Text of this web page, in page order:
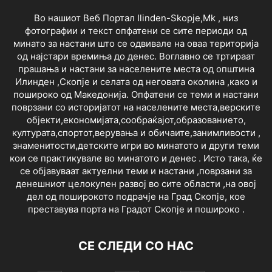
Во нашиот Веб Портал Ilinden-Skopje,Mk , низ
фотографии и текст опфатени се сите периоди од
минато за настани што се одвивале на оваа територија
од најстари времиња до денес. Воглавно се тртираат
прашања и настани за населените места од општина
Илинден ,Скопје и селата од неговата околина ,како и
пошироко од Македонија. Опфатени се теми и настани
поврзани со историјатот на населените места,верските
објекти,економијата,сообраќајот,образованието,
културата,спортот,верувања и обичаите,занимливости ,
знаменитости,детските игри во минатото и други теми
кои се практикувале во минатото и денес . Исто така, ќе
се објавуваат актуелни теми и настани ,поврзани за
денешниот целокупен развој во сите области ,на овој
дел од поширокото подрачје на Град Скопје, кое
преставува порта на Градот Скопје и пошироко .
СЕ СЛЕДИ СО НАС